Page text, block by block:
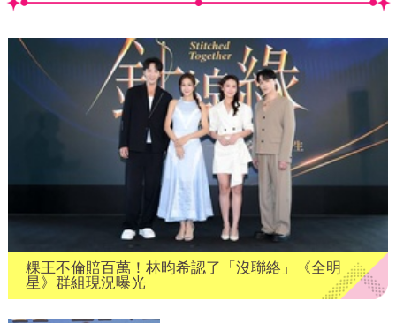
粿王不倫賠百萬！林昀希認了「沒聯絡」《全明
星》群組現況曝光